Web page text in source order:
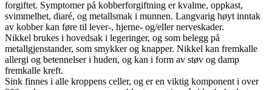
forgiftet. Symptomer på kobberforgiftning er kvalme, oppkast,
svimmelhet, diaré, og metallsmak i munnen. Langvarig høyt inntak
av kobber kan føre til lever-, hjerne- og/eller nerveskader.
Nikkel brukes i hovedsak i legeringer, og som belegg på
metallgjenstander, som smykker og knapper. Nikkel kan fremkalle
allergi og betennelser i huden, og kan i form av støv og damp
fremkalle kreft.
Sink finnes i alle kroppens celler, og er en viktig komponent i over